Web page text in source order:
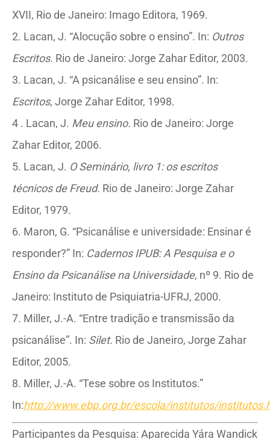
XVII, Rio de Janeiro: Imago Editora, 1969.
2. Lacan, J. “Alocução sobre o ensino”. In: Outros
Escritos. Rio de Janeiro: Jorge Zahar Editor, 2003.
3. Lacan, J. “A psicanálise e seu ensino”. In:
Escritos, Jorge Zahar Editor, 1998.
4 . Lacan, J. Meu ensino. Rio de Janeiro: Jorge
Zahar Editor, 2006.
5. Lacan, J. O Seminário, livro 1: os escritos
técnicos de Freud. Rio de Janeiro: Jorge Zahar
Editor, 1979.
6. Maron, G. “Psicanálise e universidade: Ensinar é
responder?” In: Cadernos IPUB: A Pesquisa e o
Ensino da Psicanálise na Universidade, nº 9. Rio de
Janeiro: Instituto de Psiquiatria-UFRJ, 2000.
7. Miller, J.-A. “Entre tradição e transmissão da
psicanálise”. In: Silet. Rio de Janeiro, Jorge Zahar
Editor, 2005.
8. Miller, J.-A. “Tese sobre os Institutos.”
In:http://www.ebp.org.br/escola/institutos/
Participantes da Pesquisa: Aparecida Yára Wandick